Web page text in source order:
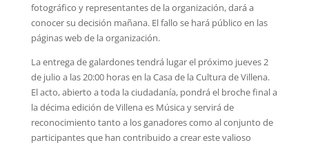
fotográfico y representantes de la organización, dará a
conocer su decisión mañana. El fallo se hará público en las
páginas web de la organización.
La entrega de galardones tendrá lugar el próximo jueves 2
de julio a las 20:00 horas en la Casa de la Cultura de Villena.
El acto, abierto a toda la ciudadanía, pondrá el broche final a
la décima edición de Villena es Música y servirá de
reconocimiento tanto a los ganadores como al conjunto de
participantes que han contribuido a crear este valioso